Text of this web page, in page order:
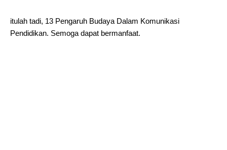
itulah tadi, 13 Pengaruh Budaya Dalam Komunikasi
Pendidikan. Semoga dapat bermanfaat.